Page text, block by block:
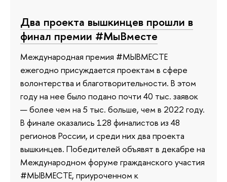
Два проекта вышкинцев прошли в
финал премии #МыВместе
Международная премия #МЫВМЕСТЕ
ежегодно присуждается проектам в сфере
волонтерства и благотворительности. В этом
году на нее было подано почти 40 тыс. заявок
— более чем на 5 тыс. больше, чем в 2022 году.
В финале оказались 128 финалистов из 48
регионов России, и среди них два проекта
вышкинцев. Победителей объявят в декабре на
Международном форуме гражданского участия
#МЫВМЕСТЕ, приуроченном к